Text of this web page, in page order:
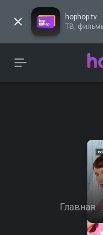
hophop.tv
ТВ,
Главная